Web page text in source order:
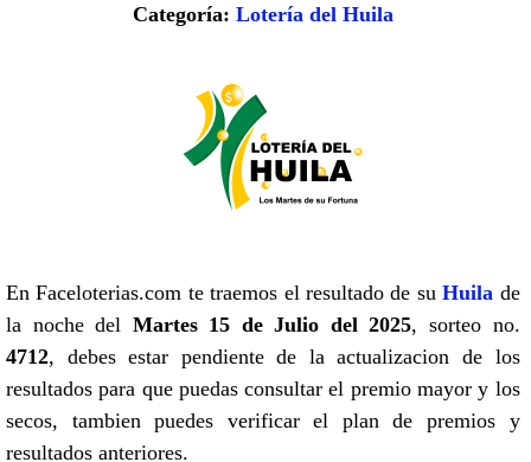
Categoría: Lotería del Huila
En Faceloterias.com te traemos el resultado de suHuila de
la noche del Martes 15 de Julio del 2025, sorteo no.
4712, debes estar pendiente de la actualizacion de los
resultados para que puedas consultar el premio mayor y los
secos, tambien puedes verificar el plan de premios y
resultados anteriores.